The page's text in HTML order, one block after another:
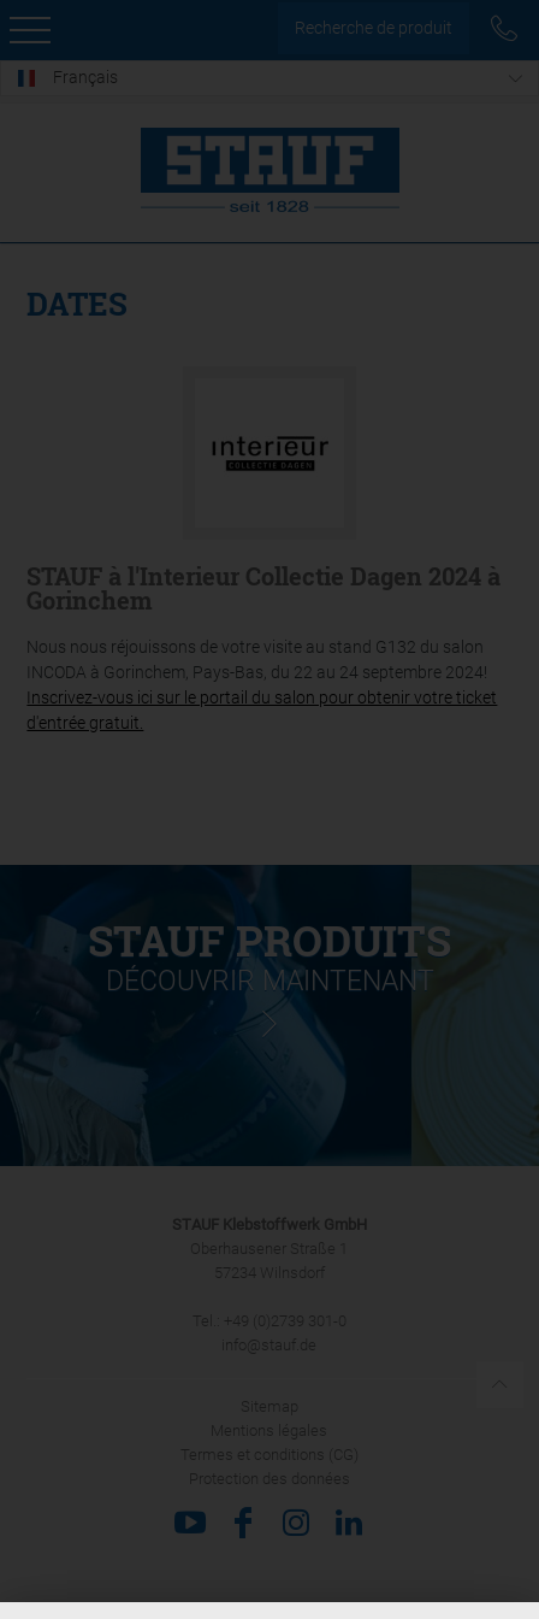
Recherche de produit
Français
DATES
STAUF à l'Interieur Collectie Dagen 2024 à
Gorinchem
Nous nous réjouissons de votre visite au stand G132 du salon
INCODA à Gorinchem, Pays-Bas, du 22 au 24 septembre 2024!
Inscrivez-vous ici sur le portail du salon pour obtenir votre ticket
d'entrée gratuit.
STAUF PRODUITS
DÉCOUVRIR MAINTENANT
STAUF Klebstoffwerk GmbH
Oberhausener Straße 1
57234 Wilnsdorf
Tel.: +49 (0)2739 301-0
info@stauf.de
Sitemap
Mentions légales
Termes et conditions (CG)
Protection des données